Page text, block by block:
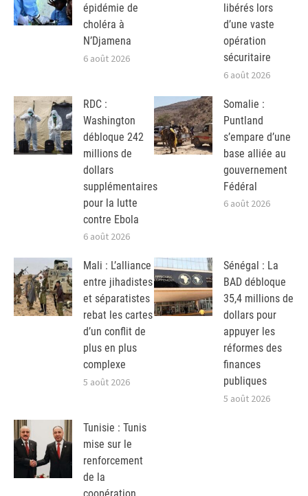
épidémie de
choléra à
N’Djamena
6 août 2026
libérés lors
d’une vaste
opération
sécuritaire
6 août 2026
RDC :
Washington
débloque 242
millions de
dollars
supplémentaires
pour la lutte
contre Ebola
6 août 2026
Somalie :
Puntland
s’empare d’une
base alliée au
gouvernement
Fédéral
6 août 2026
Mali : L’alliance
entre jihadistes
et séparatistes
rebat les cartes
d’un conflit de
plus en plus
complexe
5 août 2026
Sénégal : La
BAD débloque
35,4 millions de
dollars pour
appuyer les
réformes des
finances
publiques
5 août 2026
Tunisie : Tunis
mise sur le
renforcement
de la